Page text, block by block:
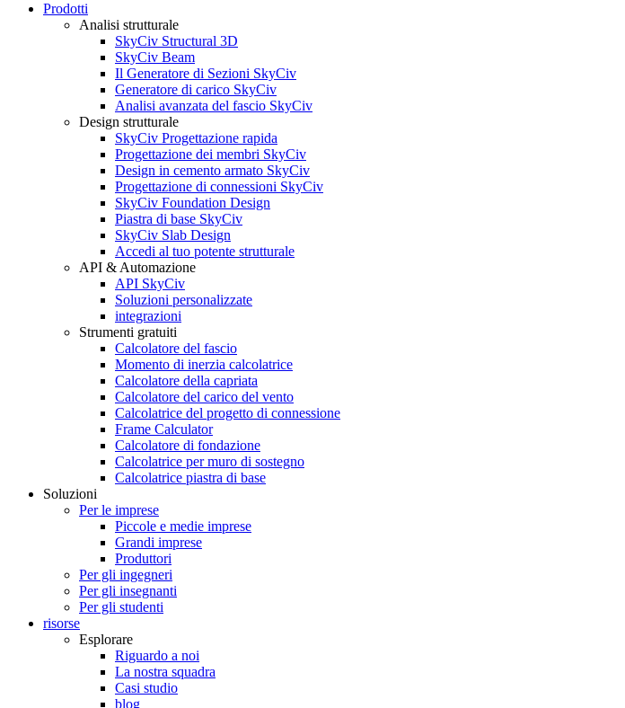
Prodotti
Analisi strutturale
SkyCiv Structural 3D
SkyCiv Beam
Il Generatore di Sezioni SkyCiv
Generatore di carico SkyCiv
Analisi avanzata del fascio SkyCiv
Design strutturale
SkyCiv Progettazione rapida
Progettazione dei membri SkyCiv
Design in cemento armato SkyCiv
Progettazione di connessioni SkyCiv
SkyCiv Foundation Design
Piastra di base SkyCiv
SkyCiv Slab Design
Accedi al tuo potente strutturale
API & Automazione
API SkyCiv
Soluzioni personalizzate
integrazioni
Strumenti gratuiti
Calcolatore del fascio
Momento di inerzia calcolatrice
Calcolatore della capriata
Calcolatore del carico del vento
Calcolatrice del progetto di connessione
Frame Calculator
Calcolatore di fondazione
Calcolatrice per muro di sostegno
Calcolatrice piastra di base
Soluzioni
Per le imprese
Piccole e medie imprese
Grandi imprese
Produttori
Per gli ingegneri
Per gli insegnanti
Per gli studenti
risorse
Esplorare
Riguardo a noi
La nostra squadra
Casi studio
blog